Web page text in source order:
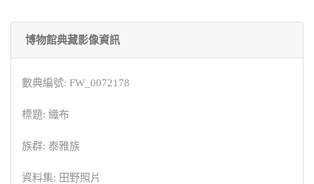
博物館典藏影像資訊
數典編號: FW_0072178
標題: 織布
族群: 泰雅族
資料集: 田野照片